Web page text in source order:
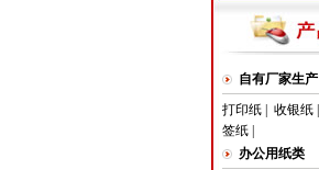
自有厂家生产
打印纸| 收银纸|
签纸|
办公用纸类